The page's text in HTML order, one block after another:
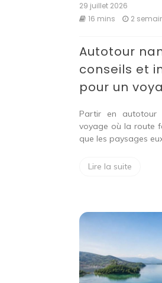
29 juillet 2026
16 mins
2
Autotour
conseils et
pour un
Partir en autotour
voyage où la route
que les paysages
Lire la suite